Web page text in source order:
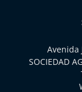
Avenida
SOCIEDAD